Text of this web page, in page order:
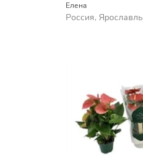
Елена
Россия, Ярославль